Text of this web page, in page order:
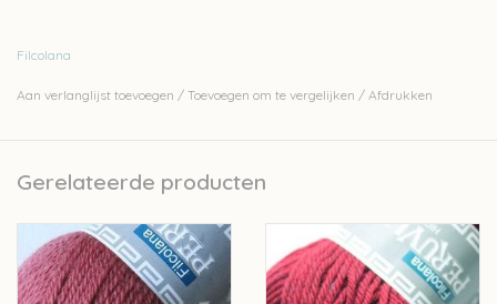
Filcolana
Aan verlanglijst toevoegen / Toevoegen om te vergelijken / Afdrukken
Gerelateerde producten